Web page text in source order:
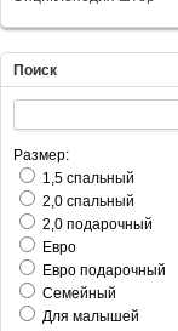
Поиск
Размер:
1,5 спальный
2,0 спальный
2,0 подарочный
Евро
Евро подарочный
Семейный
Для малышей